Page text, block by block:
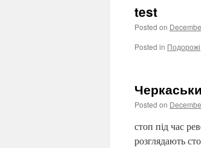
test
Posted on
Posted in Подорожі
Posted on
стоп під час
розглядають